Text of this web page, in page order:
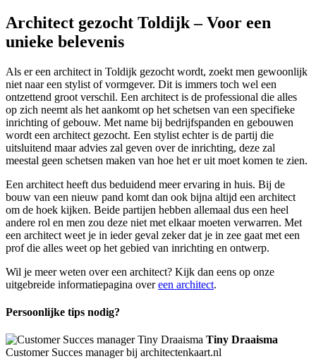
Architect gezocht Toldijk – Voor een
unieke belevenis
Als er een architect in Toldijk gezocht wordt, zoekt men gewoonlijk
niet naar een stylist of vormgever. Dit is immers toch wel een
ontzettend groot verschil. Een architect is de professional die alles
op zich neemt als het aankomt op het schetsen van een specifieke
inrichting of gebouw. Met name bij bedrijfspanden en gebouwen
wordt een architect gezocht. Een stylist echter is de partij die
uitsluitend maar advies zal geven over de inrichting, deze zal
meestal geen schetsen maken van hoe het er uit moet komen te zien.
Een architect heeft dus beduidend meer ervaring in huis. Bij de
bouw van een nieuw pand komt dan ook bijna altijd een architect
om de hoek kijken. Beide partijen hebben allemaal dus een heel
andere rol en men zou deze niet met elkaar moeten verwarren. Met
een architect weet je in ieder geval zeker dat je in zee gaat met een
prof die alles weet op het gebied van inrichting en ontwerp.
Wil je meer weten over een architect? Kijk dan eens op onze
uitgebreide informatiepagina overeen architect.
Persoonlijke tips nodig?
Tiny Draaisma
Customer Succes manager bij architectenkaart.nl